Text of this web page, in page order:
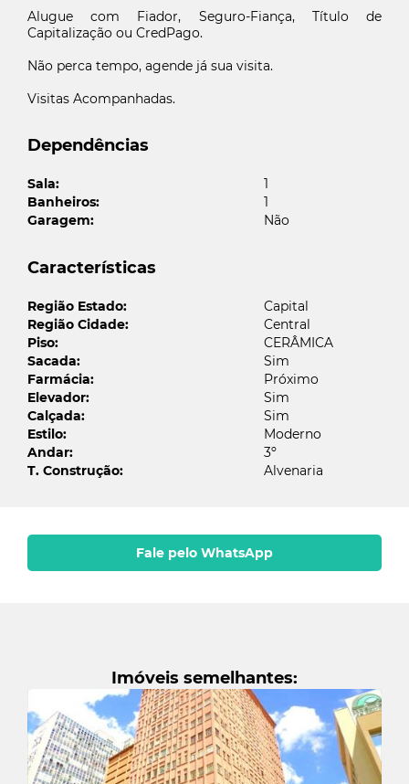
Envie o link da ficha para seu fiador
Nome do fiador
Email do fiador
Guarde seus imóveis favoritos
Preencha seu e-mail para ter acesso aos seus imóveis
E-mail cadastrado com sucesso
Você tem certeza que deseja apagar seus imóveis
Imóveis excluídos com sucesso
Alugue com Fiador, Seguro-Fiança, Título de
Capitalização ou CredPago.
Não perca tempo, agende já sua visita.
Visitas Acompanhadas.
Dependências
Sala:
1
Banheiros:
1
Garagem:
Não
Características
Região Estado:
Capital
Região Cidade:
Central
Piso:
CERÂMICA
Sacada:
Sim
Farmácia:
Próximo
Elevador:
Sim
Calçada:
Sim
Estilo:
Moderno
Andar:
3º
T. Construção:
Alvenaria
Fale pelo WhatsApp
Imóveis semelhantes: